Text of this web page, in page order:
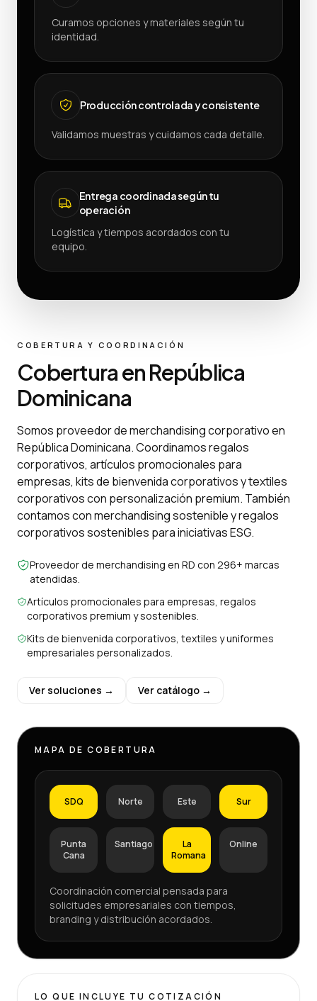
Curamos opciones y materiales según tu
identidad.
Producción controlada y consistente
Validamos muestras y cuidamos cada detalle.
Entrega coordinada según tu
operación
Logística y tiempos acordados con tu
equipo.
COBERTURA Y COORDINACIÓN
Cobertura en República
Dominicana
Somos proveedor de merchandising corporativo en
República Dominicana. Coordinamos regalos
corporativos, artículos promocionales para
empresas, kits de bienvenida corporativos y textiles
corporativos con personalización premium. También
contamos con merchandising sostenible y regalos
corporativos sostenibles para iniciativas ESG.
Proveedor de merchandising en RD con 296+ marcas
atendidas.
Artículos promocionales para empresas, regalos
corporativos premium y sostenibles.
Kits de bienvenida corporativos, textiles y uniformes
empresariales personalizados.
Ver soluciones → Ver catálogo →
MAPA DE COBERTURA
SDQ Norte Este Sur
Punta
Cana
Santiago
La
Romana
Online
Coordinación comercial pensada para
solicitudes empresariales con tiempos,
branding y distribución acordados.
LO QUE INCLUYE TU COTIZACIÓN